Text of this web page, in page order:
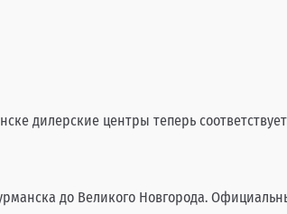
дилерские центры теперь
до Великого Новгорода.